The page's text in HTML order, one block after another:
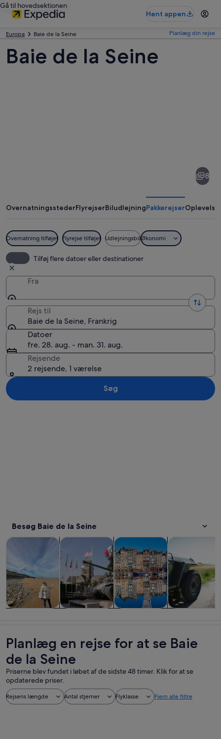
Gå til hovedsektionen
Hent appen
Europa Baie de la Seine Planlæg din rejse
Baie de la Seine
Seine
8
OvernatningsstederFlyrejserBiludlejningPakkerejser
Overnatning tilføjet Flyrejse tilføjet UdlejningsbilØkonomi
Tilføj flere datoer eller destinationer
Fra
Rejs til
Baie de la Seine, Frankrig
Datoer
fre. 28. aug. - man. 31. aug.
Rejsende
2 rejsende, 1 værelse
Søg
Besøg Baie de la Seine
Dagsture og udflugter Åbner i en ny fane
Historie og kulturÅbner i en ny fane
Private ture Åbner i en ny fane
Planlæg en rejse for at se Baie
de la Seine
Priserne blev fundet i løbet af de sidste 48 timer. Klik for at se
opdaterede priser.
Rejsens længde Antal stjerner Flyklasse Fjern alle filtre